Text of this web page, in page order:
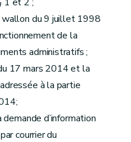
wallon du 9 juillet 1998
de la
administratifs ;
17 mars 2014 et la
à la partie
d’information
courrier du